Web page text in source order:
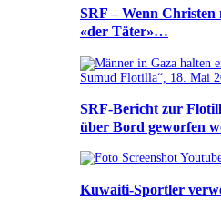
SRF – Wenn
«der Täter»…
SRF-Bericht zur
über Bord geworfen
Kuwaiti-Sportler